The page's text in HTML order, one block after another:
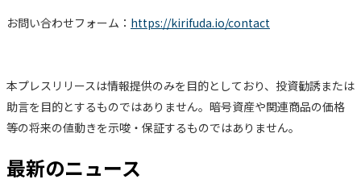
お問い合わせフォーム： https://kirifuda.io/contact
本プレスリリースは情報提供のみを目的としており、投資勧誘または
助言を目的とするものではありません。暗号資産や関連商品の価格
等の将来の値動きを示唆・保証するものではありません。
最新のニュース